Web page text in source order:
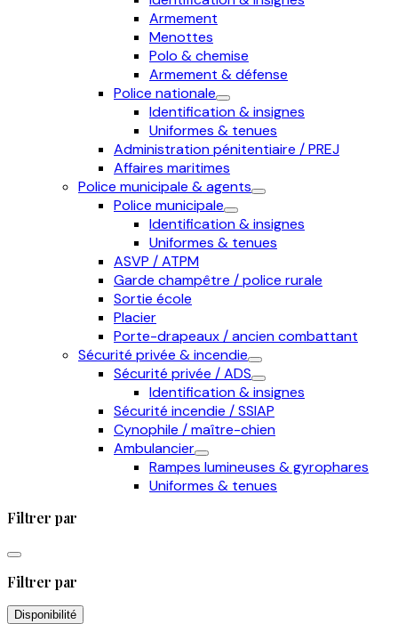
Armement
Menottes
Polo & chemise
Armement & défense
Police nationale
Identification & insignes
Uniformes & tenues
Administration pénitentiaire / PREJ
Affaires maritimes
Police municipale & agents
Police municipale
Identification & insignes
Uniformes & tenues
ASVP / ATPM
Garde champêtre / police rurale
Sortie école
Placier
Porte-drapeaux / ancien combattant
Sécurité privée & incendie
Sécurité privée / ADS
Identification & insignes
Sécurité incendie / SSIAP
Cynophile / maître-chien
Ambulancier
Rampes lumineuses & gyrophares
Uniformes & tenues
Filtrer par
Filtrer par
Disponibilité